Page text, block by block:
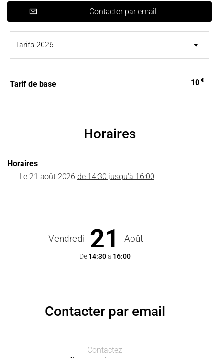
Contacter par email
Tarif de base 10 €
Horaires
Horaires
Le 21 août 2026 de 14:30 jusqu'à 16:00
Vendredi 21 Août
De 14:30à 16:00
Contacter par email
Contactez